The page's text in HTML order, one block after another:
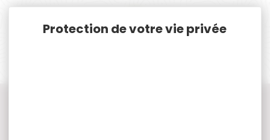
Panneau de gestion des cookies